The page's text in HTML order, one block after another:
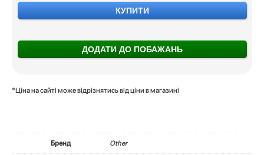
КУПИТИ
ДОДАТИ ДО ПОБАЖАНЬ
*Ціна на сайті може відрізнятись від ціни в магазині
Бренд Other